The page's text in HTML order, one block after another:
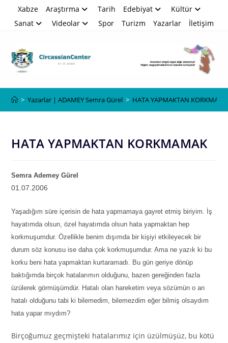
Xabze Araştırma Tarih Edebiyat
Kültür
Sanat
Videolar Spor Turizm Yazarlar İletişim
> Yazarlar | ADAMEY Semra Gürel > HATA YAPMAKTAN
HATA YAPMAKTAN KORKMAMAK
Semra Ademey Gürel
01.07.2006
Yaşadığım süre içerisin de hata yapmamaya gayret etmiş biriyim. İş
hayatımda olsun, özel hayatımda olsun hata yapmaktan hep
korkmuşumdur. Özellikle benim dışımda bir kişiyi etkileyecek bir
durum söz konusu ise daha çok korkmuşumdur. Ama ne yazık ki bu
korku beni hata yapmaktan kurtaramadı. Bu gün geriye dönüp
baktığımda birçok hatalarımın olduğunu, bazen gereğinden fazla
üzülerek görmüşümdür. Hatalı olan hareketim veya sözümün o an
hatalı olduğunu tabi ki bilemedim, bilemezdim eğer bilmiş olsaydım
hata yapar mıydım?
Birçoğumuz geçmişteki hatalarımız için üzülmüşüz, bu kötü